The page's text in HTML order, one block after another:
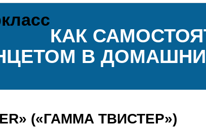
КАК
В
(«ГАММА ТВИСТЕР»)